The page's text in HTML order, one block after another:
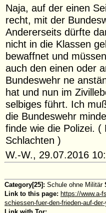
Naja, auf der einen
recht, mit der
Andererseits dürfte
nicht in die Klassen
bewaffnet und
auch den einen oder
Bundeswehr ne
hat und nun im
selbiges führt. Ich
die Bundeswehr
finde wie die Polizei. (
Schlachten )
W.-W., 29.07.2016
Category[25]: Schule ohne Militär
Link to this page: https://www.a-
schiessen-fuer-den-frieden-auf-